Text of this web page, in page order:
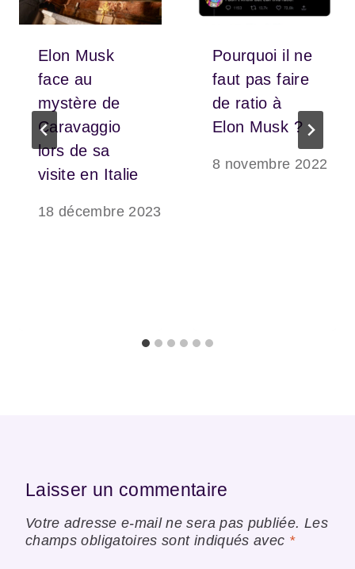
Elon Musk
face au
mystère de
Caravaggio
lors de sa
visite en Italie
18 décembre 2023
Pourquoi il ne
faut pas faire
de ratio à
Elon Musk ?
8 novembre 2022
Laisser un commentaire
Votre adresse e-mail ne sera pas publiée. Les
champs obligatoires sont indiqués avec *